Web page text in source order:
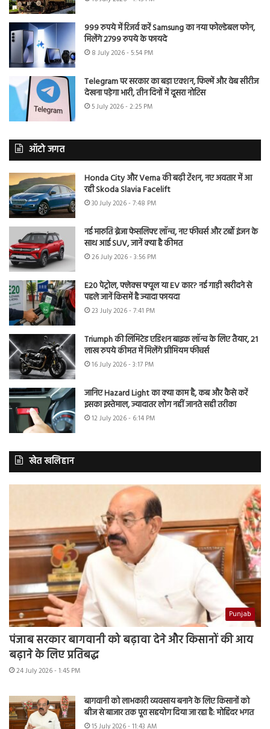
999 रुपये में रिजर्व करें Samsung का नया फोल्डेबल फोन,
मिलेंगे 2799 रुपये के फायदे
8 July 2026 - 5:54 PM
Telegram पर सरकार का बड़ा एक्शन, फिल्में और वेब सीरीज
देखना पड़ेगा भारी, तीन दिनों में दूसरा नोटिस
5 July 2026 - 2:25 PM
ऑटो जगत
Honda City और Verna की बढ़ी टेंशन, नए अवतार में आ
रही Skoda Slavia Facelift
30 July 2026 - 7:48 PM
नई मारुति ब्रेजा फेसलिफ्ट लॉन्च, नए फीचर्स और टर्बो इंजन के
साथ आई SUV, जानें क्या है कीमत
26 July 2026 - 3:56 PM
E20 पेट्रोल, फ्लेक्स फ्यूल या EV कार? नई गाड़ी खरीदने से
पहले जानें किसमें है ज्यादा फायदा
23 July 2026 - 7:41 PM
Triumph की लिमिटेड एडिशन बाइक लॉन्च के लिए तैयार, 21
लाख रुपये कीमत में मिलेंगे प्रीमियम फीचर्स
16 July 2026 - 3:17 PM
जानिए Hazard Light का क्या काम है, कब और कैसे करें
इसका इस्तेमाल, ज्यादातर लोग नहीं जानते सही तरीका
12 July 2026 - 6:14 PM
खेत खलिहान
Punjab
पंजाब सरकार बागवानी को बढ़ावा देने और किसानों की आय
बढ़ाने के लिए प्रतिबद्ध
24 July 2026 - 1:45 PM
बागवानी को लाभकारी व्यवसाय बनाने के लिए किसानों को
बीज से बाजार तक पूरा सहयोग दिया जा रहा है: मोहिंदर भगत
15 July 2026 - 11:43 AM